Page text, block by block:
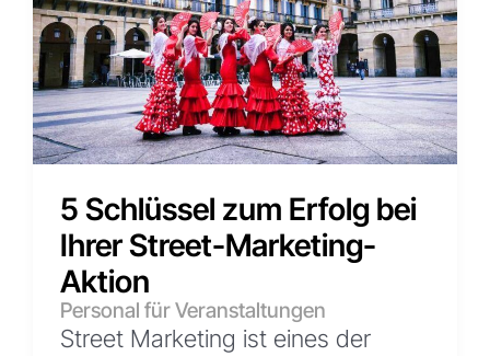
5 Schlüssel zum Erfolg bei
Ihrer Street-Marketing-
Aktion
Personal für Veranstaltungen
Street Marketing ist eines der